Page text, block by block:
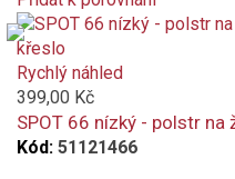
Product
is
added
to
compare
Rychlý náhled
399,00 Kč
SPOT 66 nízký - polstr na
Kód: 51121466